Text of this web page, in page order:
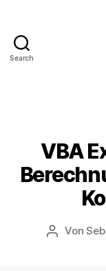
Search
VBA
Von